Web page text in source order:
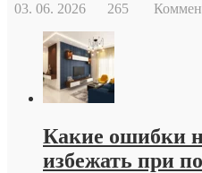
03. 06. 2026
265
Какие ошибки
избежать при